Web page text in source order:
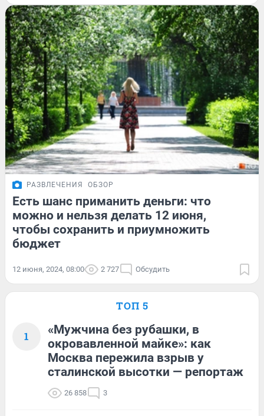
РАЗВЛЕЧЕНИЯ ОБЗОР
Есть шанс приманить деньги: что
можно и нельзя делать 12 июня,
чтобы сохранить и приумножить
бюджет
12 июня, 2024, 08:00 2 727 Обсудить
ТОП 5
1
«Мужчина без рубашки, в
окровавленной майке»: как
Москва пережила взрыв у
сталинской высотки — репортаж
26 858 3